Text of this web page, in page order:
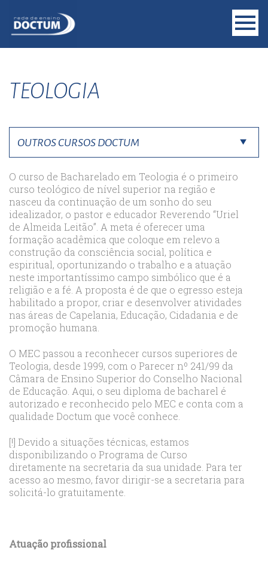
TEOLOGIA
O curso de Bacharelado em Teologia é o primeiro
curso teológico de nível superior na região e
nasceu da continuação de um sonho do seu
idealizador, o pastor e educador Reverendo “Uriel
de Almeida Leitão”. A meta é oferecer uma
formação acadêmica que coloque em relevo a
construção da consciência social, política e
espiritual, oportunizando o trabalho e a atuação
neste importantíssimo campo simbólico que é a
religião e a fé. A proposta é de que o egresso esteja
habilitado a propor, criar e desenvolver atividades
nas áreas de Capelania, Educação, Cidadania e de
promoção humana.
O MEC passou a reconhecer cursos superiores de
Teologia, desde 1999, com o Parecer nº 241/99 da
Câmara de Ensino Superior do Conselho Nacional
de Educação. Aqui, o seu diploma de bacharel é
autorizado e reconhecido pelo MEC e conta com a
qualidade Doctum que você conhece.
[!] Devido a situações técnicas, estamos
disponibilizando o Programa de Curso
diretamente na secretaria da sua unidade. Para ter
acesso ao mesmo, favor dirigir-se a secretaria para
solicitá-lo gratuitamente.
Atuação profissional